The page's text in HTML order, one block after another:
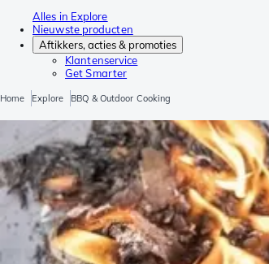
Alles in Explore
Nieuwste producten
Aftikkers, acties & promoties
Klantenservice
Get Smarter
Home Explore BBQ & Outdoor Cooking